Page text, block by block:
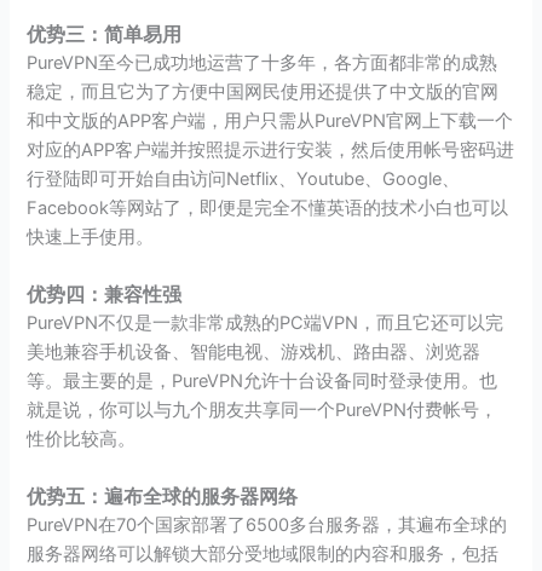
优势三：简单易用
PureVPN至今已成功地运营了十多年，各方面都非常的成熟
稳定，而且它为了方便中国网民使用还提供了中文版的官网
和中文版的APP客户端，用户只需从PureVPN官网上下载一个
对应的APP客户端并按照提示进行安装，然后使用帐号密码进
行登陆即可开始自由访问Netflix、Youtube、Google、
Facebook等网站了，即便是完全不懂英语的技术小白也可以
快速上手使用。
优势四：兼容性强
PureVPN不仅是一款非常成熟的PC端VPN，而且它还可以完
美地兼容手机设备、智能电视、游戏机、路由器、浏览器
等。最主要的是，PureVPN允许十台设备同时登录使用。也
就是说，你可以与九个朋友共享同一个PureVPN付费帐号，
性价比较高。
优势五：遍布全球的服务器网络
PureVPN在70个国家部署了6500多台服务器，其遍布全球的
服务器网络可以解锁大部分受地域限制的内容和服务，包括